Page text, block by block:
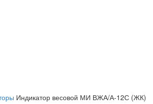
Индикатор весовой МИ ВЖА/А-12С (ЖК)